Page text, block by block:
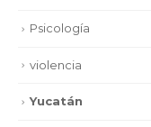
Psicología
violencia
Yucatán